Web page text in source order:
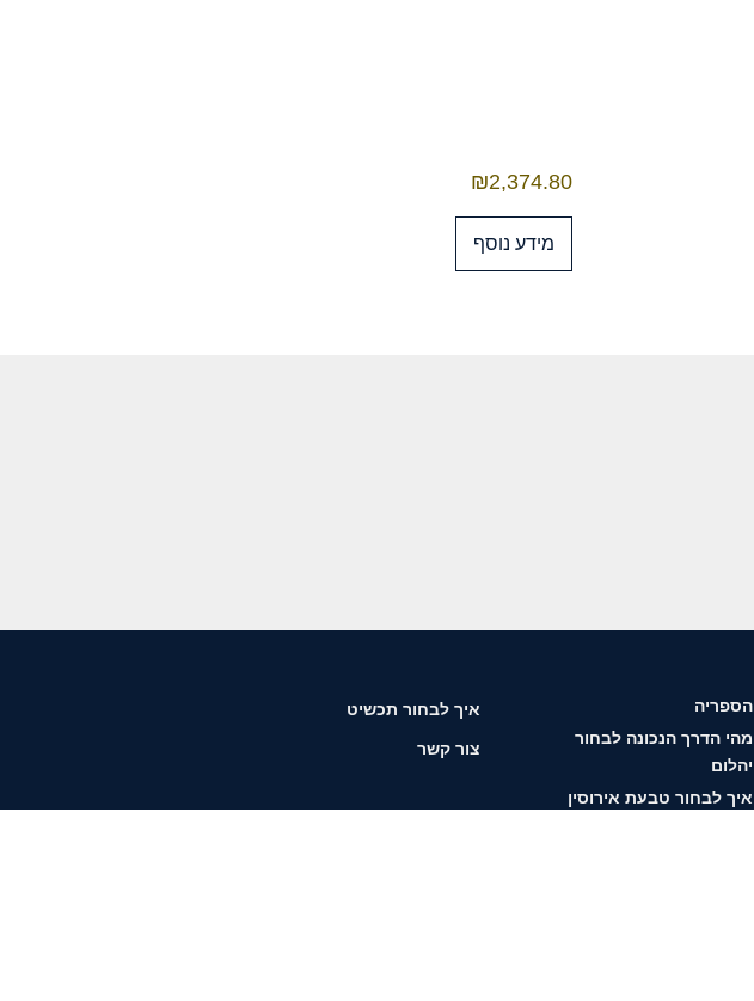
₪2,374.80
מידע נוסף
הספריה
מהי הדרך הנכונה לבחור
יהלום
איך לבחור טבעת אירוסין
איך לבחור תכשיט
צור קשר